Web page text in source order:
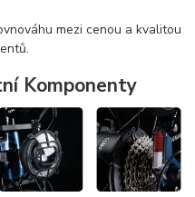
mezi cenou a kvalitou
Komponenty